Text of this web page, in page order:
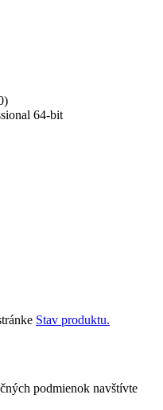
64-bit
Stav produktu.
podmienok navštívte